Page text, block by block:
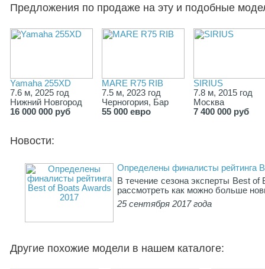
Предложения по продаже на эту и подобные
Yamaha 255XD
7.6 м, 2025 год
Нижний Новгород
16 000 000 руб
MARE R75 RIB
7.5 м, 2023 год
Черногория, Бар
55 000 евро
SIRIUS
7.8 м, 2015 год
Москва
7 400 000 руб
Новости:
Определены финалисты рейтинга
В течение сезона эксперты Best
рассмотреть как можно больше
25 сентября 2017 года
Другие похожие модели в нашем каталоге: